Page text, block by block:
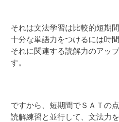
それは文法学習は比較的短期
十分な単語力をつけるには時
それに関連する読解力のアッ
す。
ですから、短期間でＳＡＴの
読解練習と並行して、文法力